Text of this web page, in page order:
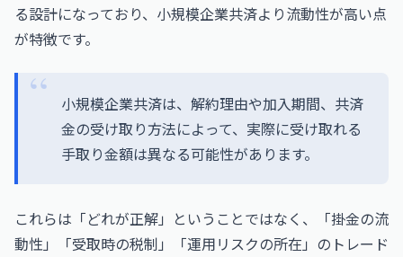
る設計になっており、小規模企業共済より流動性が高い点
が特徴です。
小規模企業共済は、解約理由や加入期間、共済
金の受け取り方法によって、実際に受け取れる
手取り金額は異なる可能性があります。
これらは「どれが正解」ということではなく、「掛金の流
動性」「受取時の税制」「運用リスクの所在」のトレード